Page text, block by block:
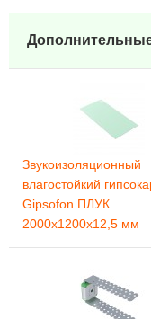
Звукоизоляционный
влагостойкий
Gipsofon ПЛУК
2000х1200х12,5 мм